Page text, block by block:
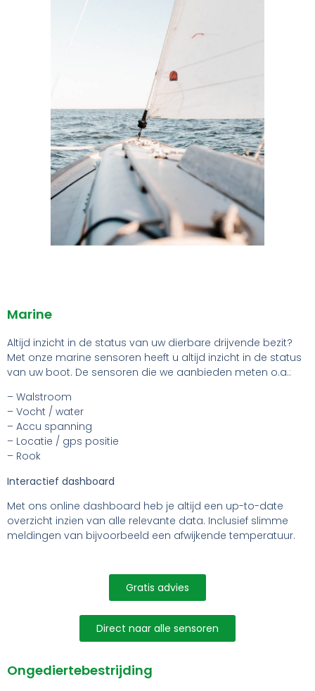
Marine
Altijd inzicht in de status van uw dierbare drijvende bezit?
Met onze marine sensoren heeft u altijd inzicht in de status
van uw boot. De sensoren die we aanbieden meten o.a.:
– Walstroom
– Vocht / water
– Accu spanning
– Locatie / gps positie
– Rook
Interactief dashboard
Met ons online dashboard heb je altijd een up-to-date
overzicht inzien van alle relevante data. Inclusief slimme
meldingen van bijvoorbeeld een afwijkende temperatuur.
Gratis advies
Direct naar alle sensoren
Ongediertebestrijding